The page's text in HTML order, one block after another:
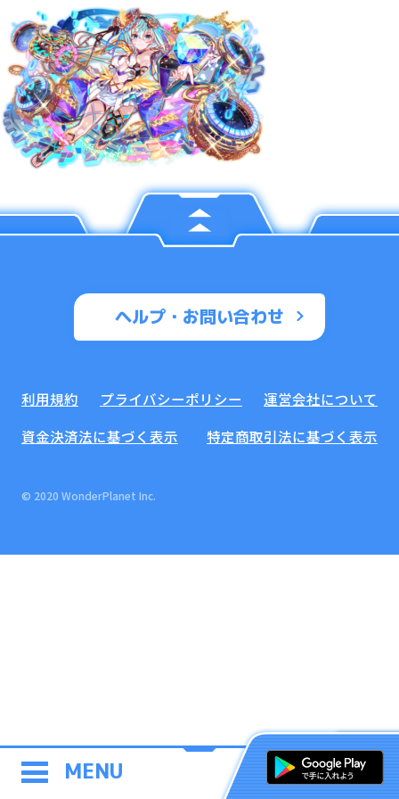
MENU
ヘルプ・お問い合わせ
利用規約 プライバシーポリシー
運営会社について
資金決済法に基づく表示
特定商取引法に基づく表示
© 2020 WonderPlanet Inc.